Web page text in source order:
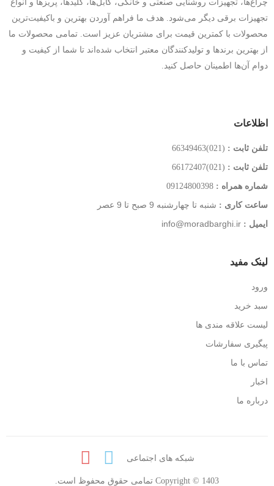
چراغ‌ها، تجهیزات روشنایی صنعتی و خانگی، کابل‌ها، کلیدها، پریزها و انواع
تجهیزات برقی دیگر می‌شود. هدف ما فراهم آوردن بهترین و باکیفیت‌ترین
محصولات با کمترین قیمت‌ برای مشتریان عزیز است. تمامی محصولات ما
از بهترین برندها و تولیدکنندگان معتبر انتخاب شده‌اند تا شما از کیفیت و
دوام آن‌ها اطمینان حاصل کنید.
اظلاعات
تلفن ثابت : (021)66349463
تلفن ثابت : (021)66172407
شماره همراه : 09124800398
ساعت کاری : شنبه تا چهارشنبه 9 صبح تا 9 عصر
ایمیل : info@moradbarghi.ir
لینک مفید
ورود
سبد خرید
لیست علاقه مندی ها
پیگیری سفارشات
تماس با ما
اخبار
درباره ما
Copyright © 1403 تمامی حقوق محفوظ است.
شبکه های اجتماعی